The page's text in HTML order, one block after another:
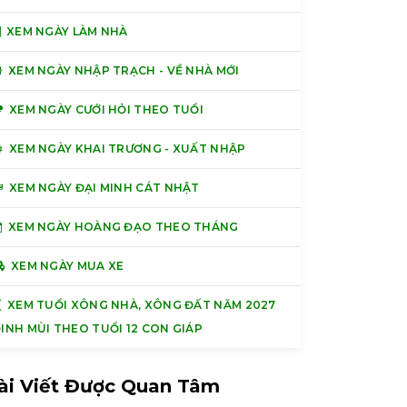
XEM NGÀY LÀM NHÀ
XEM NGÀY NHẬP TRẠCH - VỀ NHÀ MỚI
XEM NGÀY CƯỚI HỎI THEO TUỔI
XEM NGÀY KHAI TRƯƠNG - XUẤT NHẬP
XEM NGÀY ĐẠI MINH CÁT NHẬT
XEM NGÀY HOÀNG ĐẠO THEO THÁNG
XEM NGÀY MUA XE
XEM TUỔI XÔNG NHÀ, XÔNG ĐẤT NĂM 2027
MÙI THEO TUỔI 12 CON GIÁP
Viết Được Quan Tâm